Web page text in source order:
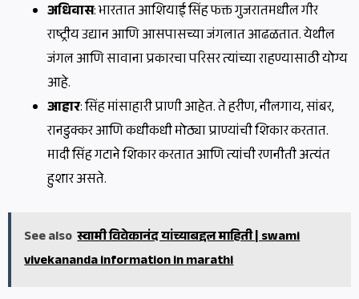
अधिवास: भारतात आशियाई सिंह फक्त गुजरातमधील गीर
राष्ट्रीय उद्यान आणि आसपासच्या जंगलात आढळतात. येथील
जंगल आणि सावाना प्रकारचा परिसर त्यांच्या राहण्यासाठी योग्य
आहे.
आहार: सिंह मांसाहारी प्राणी आहेत. ते हरीण, नीलगाय, सांबर,
रानडुक्कर आणि कधीकधी मोठ्या प्राण्यांची शिकार करतात.
मादी सिंह गटाने शिकार करतात आणि त्यांची रणनीती अत्यंत
हुशार असते.
See also स्वामी विवेकानंद यांच्याबद्दल माहिती | swami
vivekananda information in marathi